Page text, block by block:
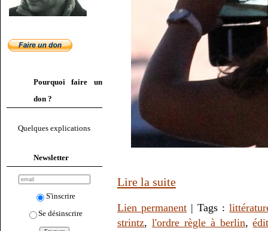
Pourquoi faire un
don ?
Quelques explications
Newsletter
S'inscrire
Se désinscrire
Lire la suite
Lien permanent | Tags :
strintz, l'ordre règle à berlin,